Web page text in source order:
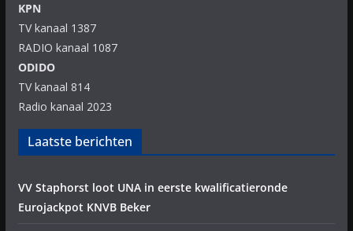
KPN
TV kanaal 1387
RADIO kanaal 1087
ODIDO
TV kanaal 814
Radio kanaal 2023
Laatste berichten
VV Staphorst loot UNA in eerste kwalificatieronde
Eurojackpot KNVB Beker